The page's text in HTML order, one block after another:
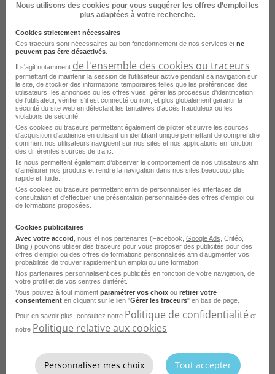
Ingénieur DevOps H/F
Guyancourt - 78 CDI
France Travail
Publié le 31 juillet 2026
Je postule
Techniciens Support IT Junior - Intérim -
Guyancourt 78 H/F
Nous utilisons des cookies pour vous suggérer les offres d’emploi les
plus adaptées à votre recherche.
Cookies strictement nécessaires
Ces traceurs sont nécessaires au bon fonctionnement de nos services et ne
peuvent pas être désactivés
Il s'agit notamment de l'ensemble des cookies ou traceurs
permettant de maintenir la session de l'utilisateur active pendant sa navigation sur
le site, de stocker des informations temporaires telles que les préférences des
utilisateurs, les annonces ou les offres vues, gérer les processus d'identification
de l'utilisateur, vérifier s'il est connecté ou non, et plus globalement garantir la
sécurité du site web en détectant les tentatives d'accès frauduleux ou les
violations de sécurité.
Ces cookies ou traceurs permettent également de piloter et suivre les sources
d'acquisition d'audience en utilisant un identifiant unique permettant de comprendre
comment nos utilisateurs naviguent sur nos sites et nos applications en fonction
des différentes sources de trafic.
Ils nous permettent également d’observer le comportement de nos utilisateurs afin
d'améliorer nos produits et rendre la navigation dans nos sites beaucoup plus
rapide et fluide.
Ces cookies ou traceurs permettent enfin de personnaliser les interfaces de
consultation et d'effectuer une présentation personnalisée des offres d'emploi ou
de formations proposées.
Cookies publicitaires
Avec votre accord , nous et nos partenaires (Facebook, Google Ads , Critéo,
Bing,) pouvons utiliser des traceurs pour vous proposer des publicités pour des
offres d’emploi ou des offres de formations personnalisés afin d’augmenter vos
probabilités de trouver rapidement un emploi ou une formation.
Nos partenaires personnalisent ces publicités en fonction de votre navigation, de
votre profil et de vos centres d’intérêt.
Vous pouvez à tout moment paramétrer vos choix ou retirer votre
consentement en cliquant sur le lien "Gérer les traceurs" en bas de page.
Pour en savoir plus, consultez notre Politique de confidentialité et
notre Politique relative aux cookies
Personnaliser mes choix Tout accepter